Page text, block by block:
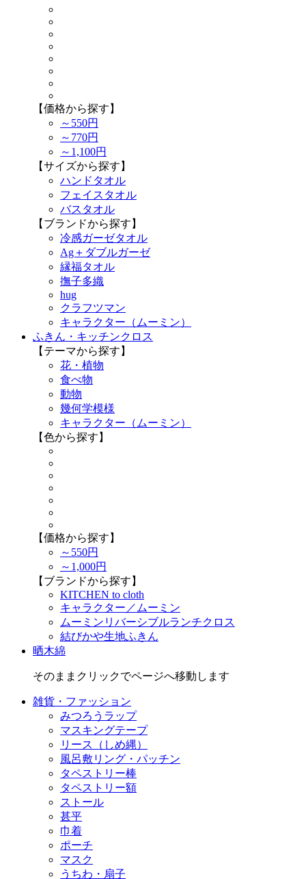
【価格から探す】
～550円
～770円
～1,100円
【サイズから探す】
ハンドタオル
フェイスタオル
バスタオル
【ブランドから探す】
冷感ガーゼタオル
Ag＋ダブルガーゼ
縁福タオル
撫子多織
hug
クラフツマン
キャラクター（ムーミン）
ふきん・キッチンクロス
【テーマから探す】
花・植物
食べ物
動物
幾何学模様
キャラクター（ムーミン）
【色から探す】
【価格から探す】
～550円
～1,000円
【ブランドから探す】
KITCHEN to cloth
キャラクター／ムーミン
ムーミンリバーシブルランチクロス
結びかや生地ふきん
晒木綿
そのままクリックでページへ移動します
雑貨・ファッション
みつろうラップ
マスキングテープ
リース（しめ縄）
風呂敷リング・パッチン
タペストリー棒
タペストリー額
ストール
甚平
巾着
ポーチ
マスク
うちわ・扇子